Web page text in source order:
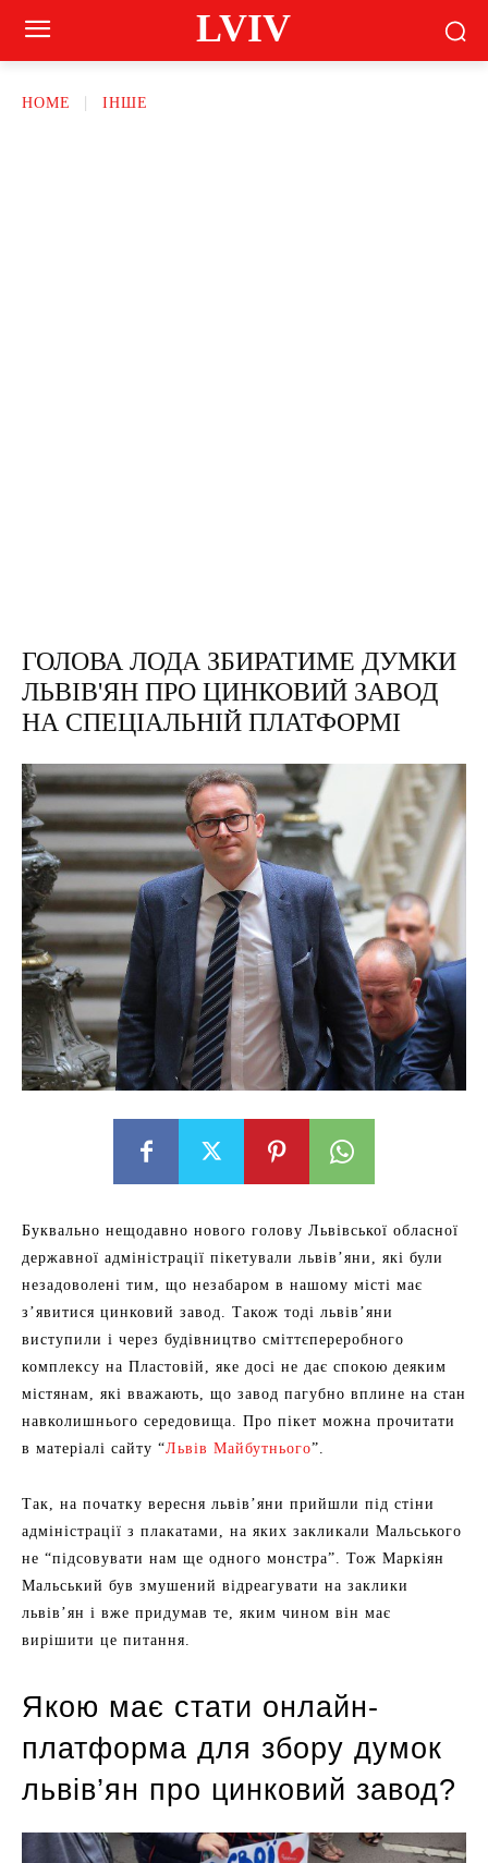
LVIV
HOME ІНШЕ
ГОЛОВА ЛОДА ЗБИРАТИМЕ ДУМКИ
ЛЬВІВ'ЯН ПРО ЦИНКОВИЙ ЗАВОД
НА СПЕЦІАЛЬНІЙ ПЛАТФОРМІ
Буквально нещодавно нового голову Львівської обласної
державної адміністрації пікетували львів’яни, які були
незадоволені тим, що незабаром в нашому місті має
з’явитися цинковий завод. Також тоді львів’яни
виступили і через будівництво сміттєпереробного
комплексу на Пластовій, яке досі не дає спокою деяким
містянам, які вважають, що завод пагубно вплине на стан
навколишнього середовища. Про пікет можна прочитати
в матеріалі сайту “Львів Майбутнього”.
Так, на початку вересня львів’яни прийшли під стіни
адміністрації з плакатами, на яких закликали Мальського
не “підсовувати нам ще одного монстра”. Тож Маркіян
Мальський був змушений відреагувати на заклики
львів’ян і вже придумав те, яким чином він має
вирішити це питання.
Якою має стати онлайн-
платформа для збору думок
львів’ян про цинковий завод?